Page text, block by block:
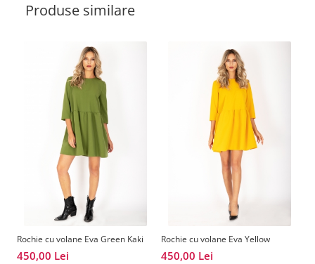
Produse similare
Rochie cu volane Eva Green Kaki
450,00 Lei
Rochie cu volane Eva Yellow
450,00 Lei